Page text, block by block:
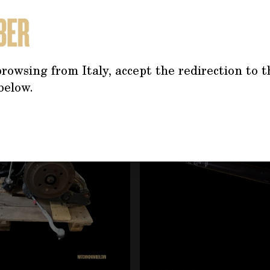
from Italy, accept the redirection to
INTERESSARTI
il tasto tabulazione. È possibile saltare il